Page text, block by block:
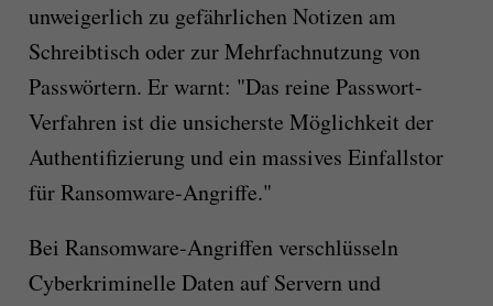
unweigerlich zu gefährlichen Notizen am
Schreibtisch oder zur Mehrfachnutzung von
Passwörtern. Er warnt: "Das reine Passwort-
Verfahren ist die unsicherste Möglichkeit der
Authentifizierung und ein massives Einfallstor
für Ransomware-Angriffe."
Bei Ransomware-Angriffen verschlüsseln
Cyberkriminelle Daten auf Servern und